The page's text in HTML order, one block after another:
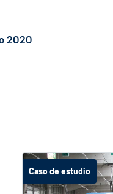
2020
Caso de estudio